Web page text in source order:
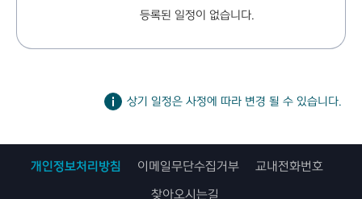
등록된 일정이 없습니다.
상기 일정은 사정에 따라 변경 될 수 있습니다.
개인정보처리방침 이메일무단수집거부 교내전화번호
찾아오시는길